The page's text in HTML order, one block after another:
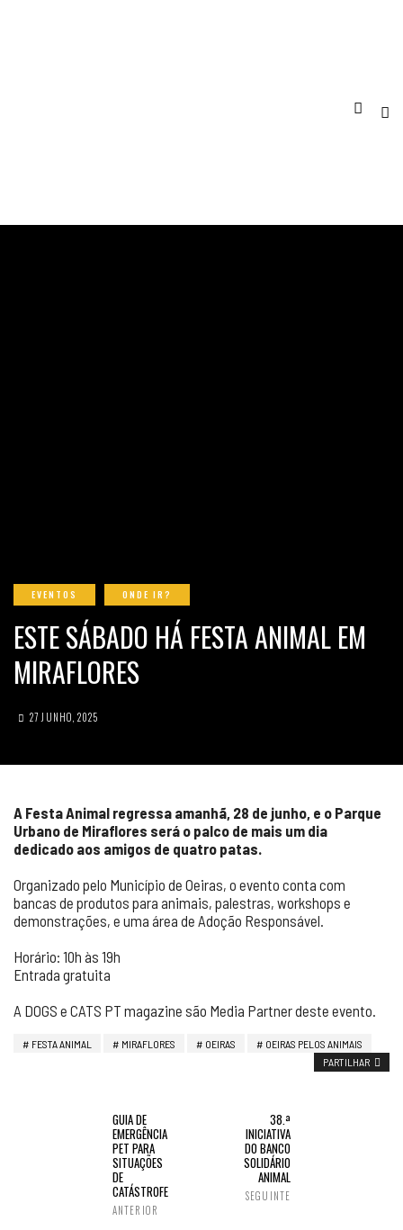
EVENTOS ONDE IR?
ESTE SÁBADO HÁ FESTA ANIMAL EM
MIRAFLORES
27 JUNHO, 2025
A Festa Animal regressa amanhã, 28 de junho, e o Parque
Urbano de Miraflores será o palco de mais um dia
dedicado aos amigos de quatro patas.
Organizado pelo Município de Oeiras, o evento conta com
bancas de produtos para animais, palestras, workshops e
demonstrações, e uma área de Adoção Responsável.
Horário: 10h às 19h
Entrada gratuita
A DOGS e CATS PT magazine são Media Partner deste evento.
FESTA ANIMAL MIRAFLORES OEIRAS
OEIRAS PELOS ANIMAIS
PARTILHAR
GUIA DE
EMERGÊNCIA
PET PARA
SITUAÇÕES
DE
CATÁSTROFE
ANTERIOR
38.ª
INICIATIVA
DO BANCO
SOLIDÁRIO
ANIMAL
SEGUINTE